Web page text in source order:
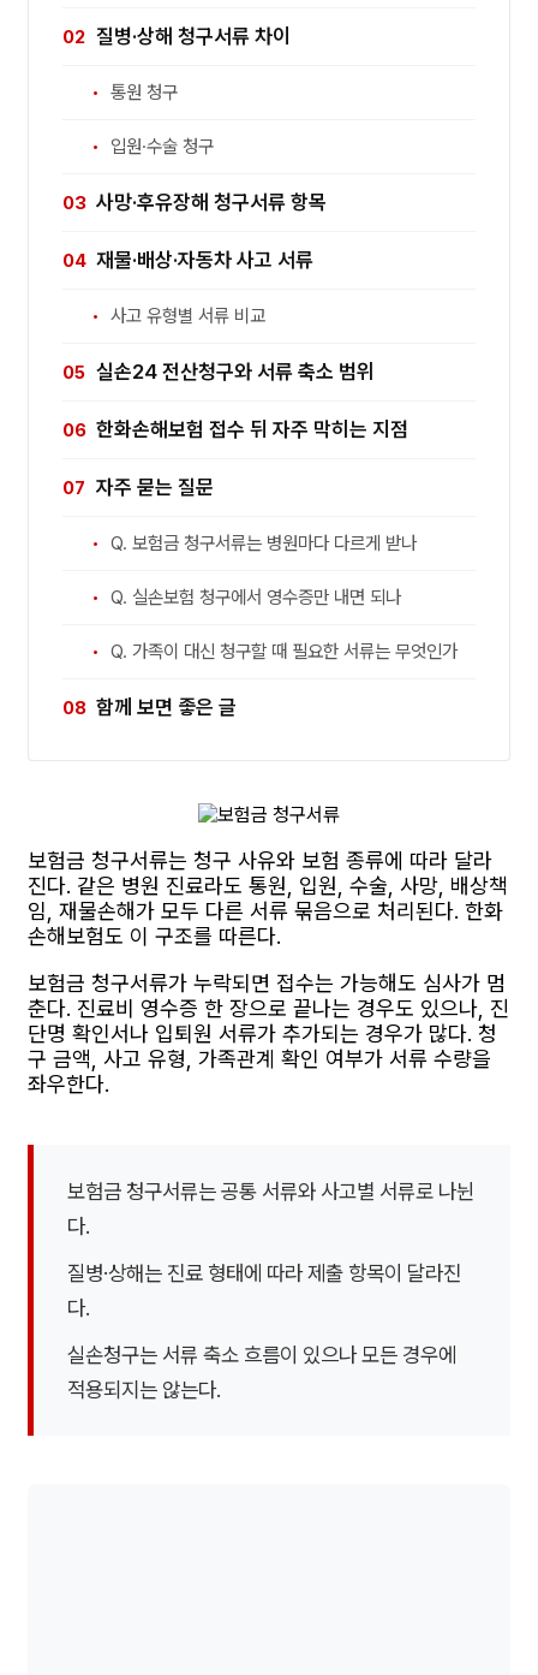
질병·상해 청구서류 차이
통원 청구
입원·수술 청구
사망·후유장해 청구서류 항목
재물·배상·자동차 사고 서류
사고 유형별 서류 비교
실손24 전산청구와 서류 축소 범위
한화손해보험 접수 뒤 자주 막히는 지점
자주 묻는 질문
Q. 보험금 청구서류는 병원마다 다르게 받나
Q. 실손보험 청구에서 영수증만 내면 되나
Q. 가족이 대신 청구할 때 필요한 서류는 무엇인가
함께 보면 좋은 글
보험금 청구서류는 청구 사유와 보험 종류에 따라 달라
진다. 같은 병원 진료라도 통원, 입원, 수술, 사망, 배상책
임, 재물손해가 모두 다른 서류 묶음으로 처리된다. 한화
손해보험도 이 구조를 따른다.
보험금 청구서류가 누락되면 접수는 가능해도 심사가 멈
춘다. 진료비 영수증 한 장으로 끝나는 경우도 있으나, 진
단명 확인서나 입퇴원 서류가 추가되는 경우가 많다. 청
구 금액, 사고 유형, 가족관계 확인 여부가 서류 수량을
좌우한다.
보험금 청구서류는 공통 서류와 사고별 서류로 나뉜
다.
질병·상해는 진료 형태에 따라 제출 항목이 달라진
다.
실손청구는 서류 축소 흐름이 있으나 모든 경우에
적용되지는 않는다.